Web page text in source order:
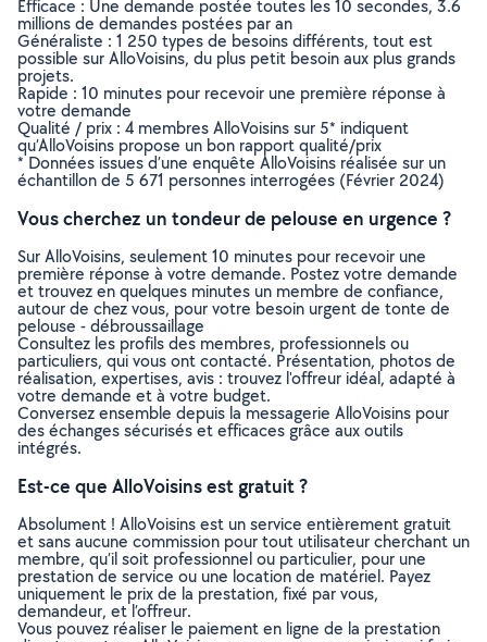
Efficace : Une demande postée toutes les 10 secondes, 3.6
millions de demandes postées par an
Généraliste : 1 250 types de besoins différents, tout est
possible sur AlloVoisins, du plus petit besoin aux plus grands
projets.
Rapide : 10 minutes pour recevoir une première réponse à
votre demande
Qualité / prix : 4 membres AlloVoisins sur 5* indiquent
qu’AlloVoisins propose un bon rapport qualité/prix
* Données issues d’une enquête AlloVoisins réalisée sur un
échantillon de 5 671 personnes interrogées (Février 2024)
Vous cherchez un tondeur de pelouse en urgence ?
Sur AlloVoisins, seulement 10 minutes pour recevoir une
première réponse à votre demande. Postez votre demande
et trouvez en quelques minutes un membre de confiance,
autour de chez vous, pour votre besoin urgent de tonte de
pelouse - débroussaillage
Consultez les profils des membres, professionnels ou
particuliers, qui vous ont contacté. Présentation, photos de
réalisation, expertises, avis : trouvez l'offreur idéal, adapté à
votre demande et à votre budget.
Conversez ensemble depuis la messagerie AlloVoisins pour
des échanges sécurisés et efficaces grâce aux outils
intégrés.
Est-ce que AlloVoisins est gratuit ?
Absolument ! AlloVoisins est un service entièrement gratuit
et sans aucune commission pour tout utilisateur cherchant un
membre, qu’il soit professionnel ou particulier, pour une
prestation de service ou une location de matériel. Payez
uniquement le prix de la prestation, fixé par vous,
demandeur, et l’offreur.
Vous pouvez réaliser le paiement en ligne de la prestation